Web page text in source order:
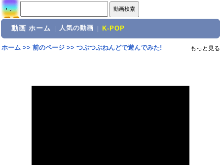
動画 ホーム 人気の動画 K-POP
ホーム>> 前のページ>> つぶつぶねんどで遊んでみた! もっと見る